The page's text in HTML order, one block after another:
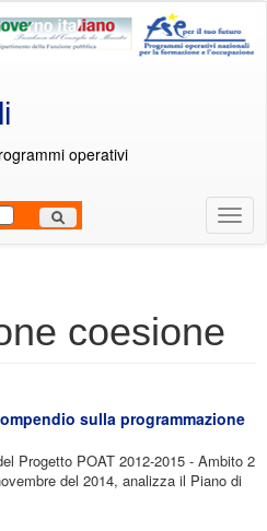
operativi
Menù
coesione
sulla programmazione
Progetto POAT 2012-2015 - Ambito 2
del 2014, analizza il Piano di